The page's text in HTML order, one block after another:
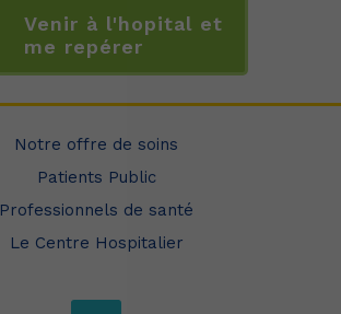
Venir à l'hopital et
me repérer
Notre offre de soins
Patients Public
Professionnels de santé
Le Centre Hospitalier